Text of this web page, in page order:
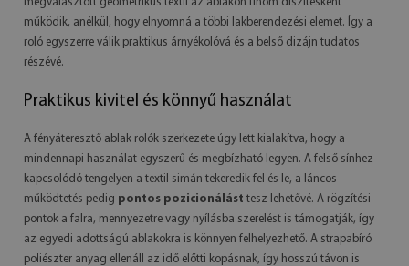
működik, anélkül, hogy elnyomná a többi lakberendezési elemet. Így a
roló egyszerre válik praktikus árnyékolóvá és a belső dizájn tudatos
részévé.
Praktikus kivitel és könnyű használat
A fényáteresztő ablak rolók szerkezete úgy lett kialakítva, hogy a
mindennapi használat egyszerű és megbízható legyen. A felső sínhez
kapcsolódó tengelyen a textil simán tekeredik fel és le, a láncos
működtetés pedig pontos pozicionálást tesz lehetővé. A rögzítési
pontok a falra, mennyezetre vagy nyílásba szerelést is támogatják, így
az egyedi adottságú ablakokra is könnyen felhelyezhető. A strapabíró
poliészter anyag ellenáll az idő előtti kopásnak, így hosszú távon is